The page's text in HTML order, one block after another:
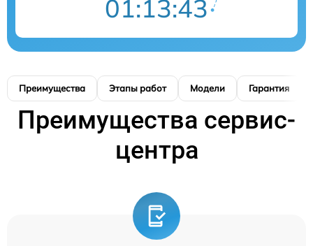
01:13:42
Преимущества Этапы работ Модели Гарантия
Преимущества сервис-
центра